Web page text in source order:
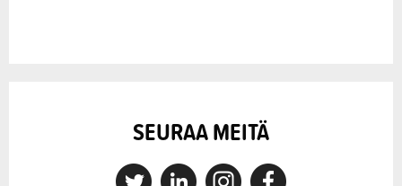
SEURAA MEITÄ
X LinkedinInstagramFacebook